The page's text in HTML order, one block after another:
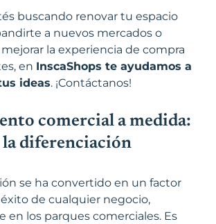
buscando renovar tu espacio
a nuevos mercados o
la experiencia de compra
en InscaShops te ayudamos a
ideas. ¡Contáctanos!
comercial a medida:
la diferenciación
se ha convertido en un factor
de cualquier negocio,
en los parques comerciales. Es